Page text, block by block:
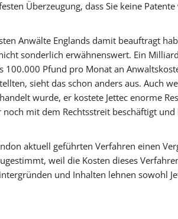
Überzeugung, dass Sie keine Patente
Anwälte Englands damit beauftragt
sonderlich erwähnenswert. Ein
100.000 Pfund pro Monat an
sieht das schon anders aus. Auch
wurde, er kostete Jettec enorme
mit dem Rechtsstreit beschäftigt
aktuell geführten Verfahren einen
weil die Kosten dieses
und Inhalten lehnen sowohl